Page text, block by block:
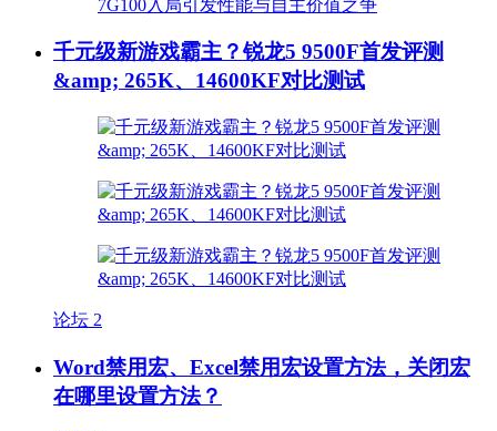
千元级新游戏霸主？锐龙5 9500F首发评测
&amp; 265K、14600KF对比测试
论坛 2
Word禁用宏、Excel禁用宏设置方法，关闭宏
在哪里设置方法？